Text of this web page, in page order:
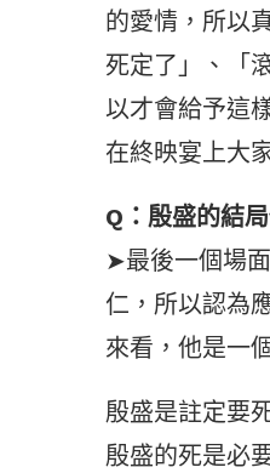
的愛情，所以
死定了」、「
以才會給予這
在終映宴上大
Q：殷盛的結
➤最後一個場
仁，所以認為
來看，他是一
殷盛是註定要
殷盛的死是必